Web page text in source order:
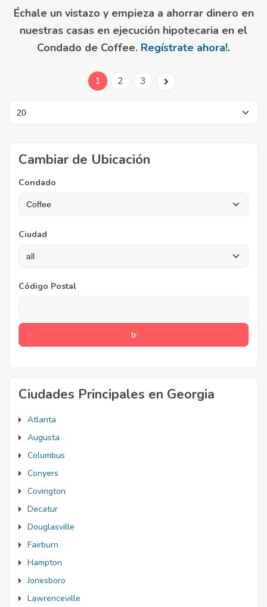
Échale un vistazo y empieza a ahorrar dinero en
nuestras casas en ejecución hipotecaria en el
Condado de Coffee. Regístrate ahora!.
1 2 3
Cambiar de Ubicación
Condado
Ciudad
Código Postal
Ciudades Principales en Georgia
Atlanta
Augusta
Columbus
Conyers
Covington
Decatur
Douglasville
Fairburn
Hampton
Jonesboro
Lawrenceville